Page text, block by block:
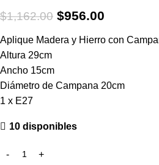
$1,162.00 $956.00
Aplique Madera y Hierro con
Altura 29cm
Ancho 15cm
Diámetro de Campana 20cm
1 x E27
10 disponibles